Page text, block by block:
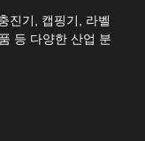
진기, 캡핑기, 라벨
등 다양한 산업 분